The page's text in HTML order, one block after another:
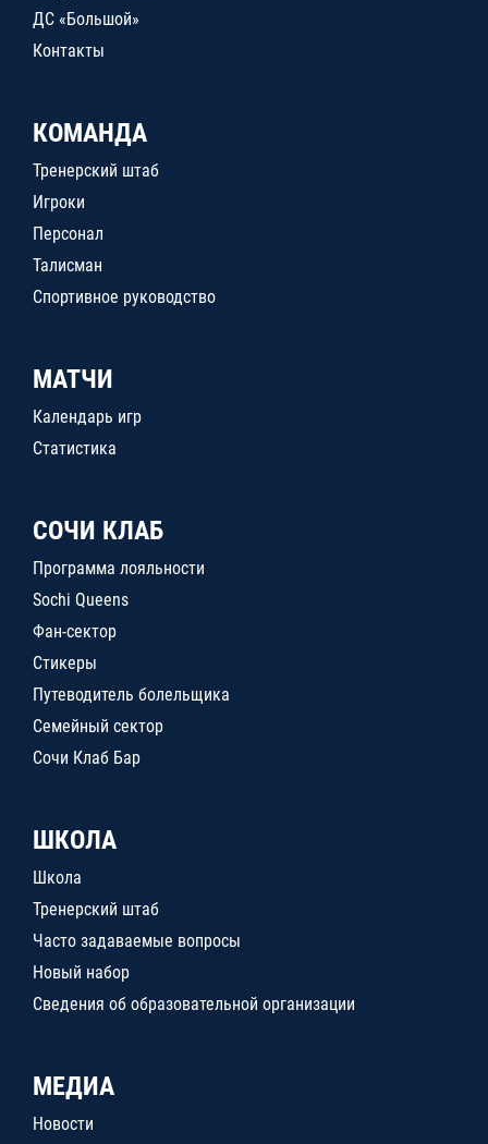
ДС «Большой»
Контакты
КОМАНДА
Тренерский штаб
Игроки
Персонал
Талисман
Спортивное руководство
МАТЧИ
Календарь игр
Статистика
СОЧИ КЛАБ
Программа лояльности
Sochi Queens
Фан-сектор
Стикеры
Путеводитель болельщика
Семейный сектор
Сочи Клаб Бар
ШКОЛА
Школа
Тренерский штаб
Часто задаваемые вопросы
Новый набор
Сведения об образовательной организации
МЕДИА
Новости